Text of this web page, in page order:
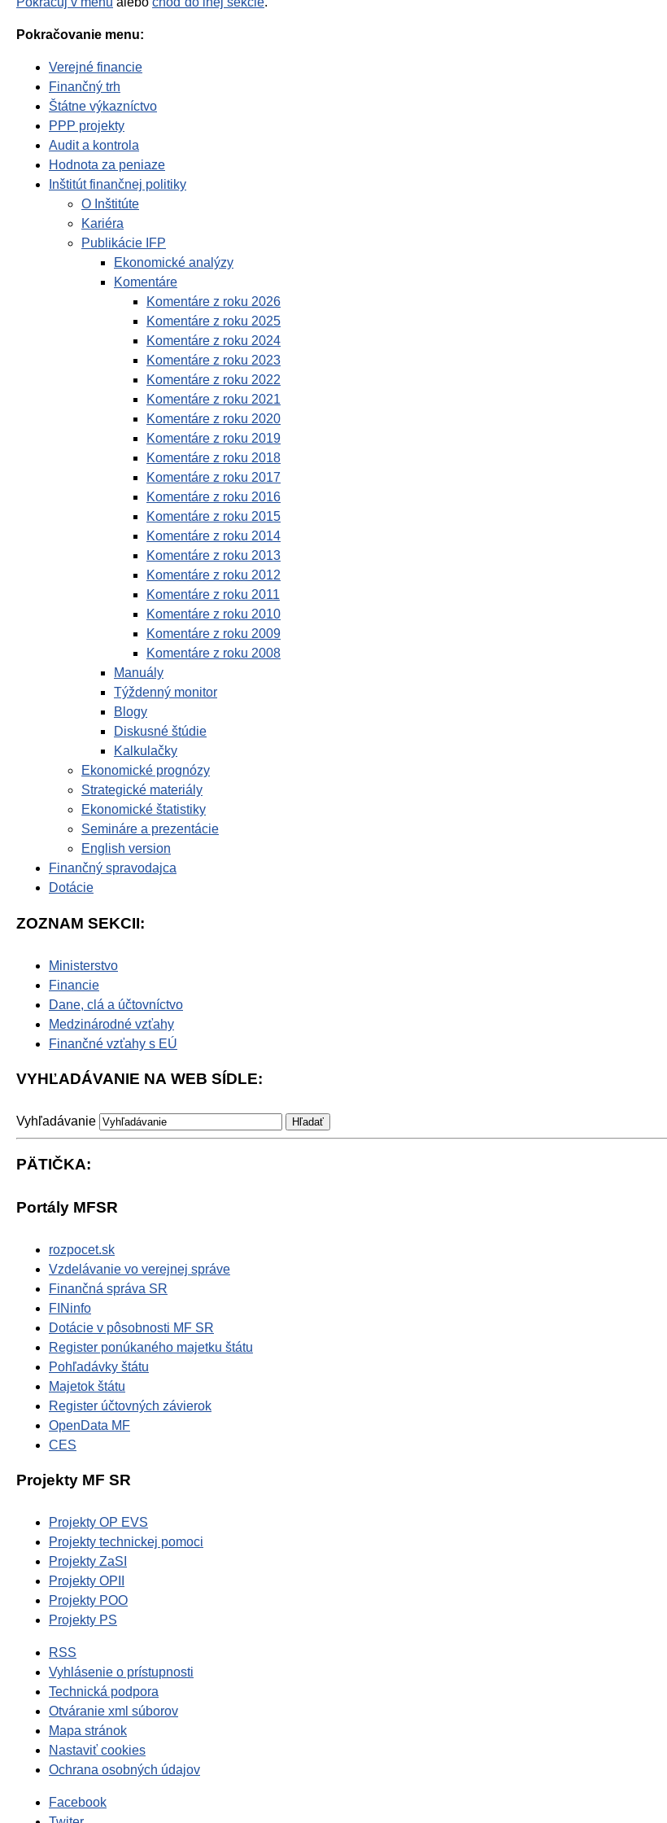
Pokračovanie menu:
Verejné financie
Finančný trh
Štátne výkazníctvo
PPP projekty
Audit a kontrola
Hodnota za peniaze
Inštitút finančnej politiky
O Inštitúte
Kariéra
Publikácie IFP
Ekonomické analýzy
Komentáre
Komentáre z roku 2026
Komentáre z roku 2025
Komentáre z roku 2024
Komentáre z roku 2023
Komentáre z roku 2022
Komentáre z roku 2021
Komentáre z roku 2020
Komentáre z roku 2019
Komentáre z roku 2018
Komentáre z roku 2017
Komentáre z roku 2016
Komentáre z roku 2015
Komentáre z roku 2014
Komentáre z roku 2013
Komentáre z roku 2012
Komentáre z roku 2011
Komentáre z roku 2010
Komentáre z roku 2009
Komentáre z roku 2008
Manuály
Týždenný monitor
Blogy
Diskusné štúdie
Kalkulačky
Ekonomické prognózy
Strategické materiály
Ekonomické štatistiky
Semináre a prezentácie
English version
Finančný spravodajca
Dotácie
ZOZNAM SEKCII:
Ministerstvo
Financie
Dane, clá a účtovníctvo
Medzinárodné vzťahy
Finančné vzťahy s EÚ
VYHĽADÁVANIE NA WEB SÍDLE:
Vyhľadávanie
PÄTIČKA:
Portály MFSR
rozpocet.sk
Vzdelávanie vo verejnej správe
Finančná správa SR
FINinfo
Dotácie v pôsobnosti MF SR
Register ponúkaného majetku štátu
Pohľadávky štátu
Majetok štátu
Register účtovných závierok
OpenData MF
CES
Projekty MF SR
Projekty OP EVS
Projekty technickej pomoci
Projekty ZaSI
Projekty OPII
Projekty POO
Projekty PS
RSS
Vyhlásenie o prístupnosti
Technická podpora
Otváranie xml súborov
Mapa stránok
Nastaviť cookies
Ochrana osobných údajov
Facebook